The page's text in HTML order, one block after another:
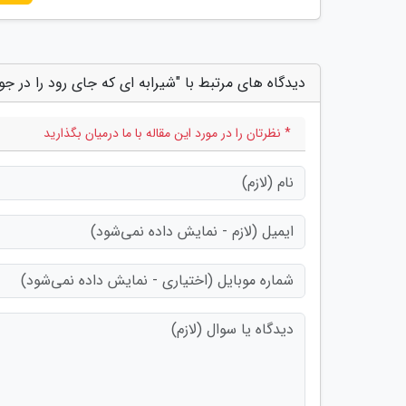
دیدگاه های مرتبط با "شیرابه ای که جای رود را در
* نظرتان را در مورد این مقاله با ما درمیان بگذارید